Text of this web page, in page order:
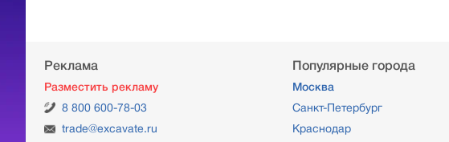
Реклама
Разместить рекламу
8 800 600-78-03
trade@excavate.ru
Популярные города
Москва
Санкт-Петербург
Краснодар